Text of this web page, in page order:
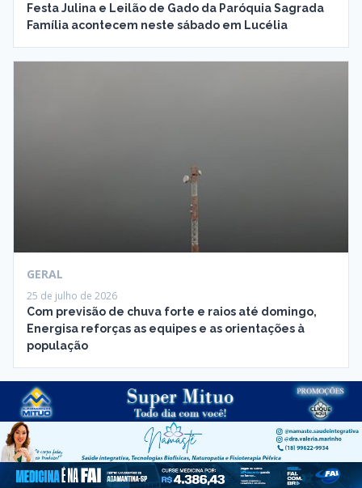
Festa Julina e Leilão de Gado da Paróquia Sagrada
Família acontecem neste sábado em Lucélia
GERAL
25 de julho de 2026
Com previsão de chuva forte e raios até domingo,
Energisa reforças as equipes e as orientações à
população